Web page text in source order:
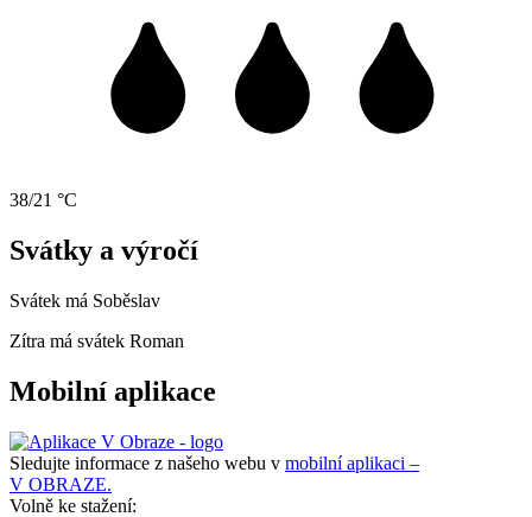
38/21 °C
Svátky a výročí
Svátek má Soběslav
Zítra má svátek Roman
Mobilní aplikace
Sledujte informace z našeho webu v mobilní aplikaci –
V OBRAZE.
Volně ke stažení: